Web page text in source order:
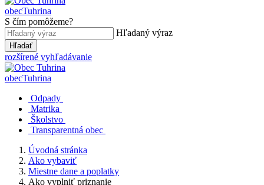
obecTuhrina
S čím pomôžeme?
Hľadaný výraz
Hľadať
rozšírené vyhľadávanie
obecTuhrina
Odpady
Matrika
Školstvo
Transparentná obec
Úvodná stránka
Ako vybaviť
Miestne dane a poplatky
Ako vyplniť priznanie